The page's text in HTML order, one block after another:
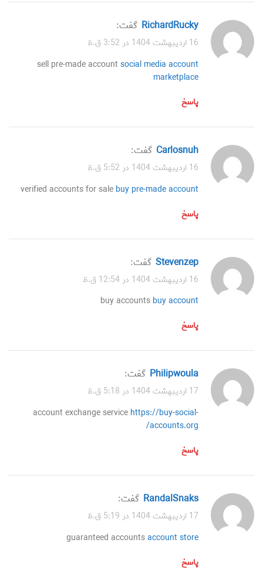
RichardRucky گفت:
16 اردیبهشت 1404 در 3:52 ق.ظ
sell pre-made account social media account
marketplace
پاسخ
Carlosnuh گفت:
16 اردیبهشت 1404 در 5:52 ق.ظ
verified accounts for sale buy pre-made account
پاسخ
Stevenzep گفت:
16 اردیبهشت 1404 در 12:54 ق.ظ
buy accounts buy account
پاسخ
Philipwoula گفت:
17 اردیبهشت 1404 در 5:18 ق.ظ
account exchange service https://buy-social-
accounts.org/
پاسخ
RandalSnaks گفت:
17 اردیبهشت 1404 در 5:19 ق.ظ
guaranteed accountsaccount store
پاسخ